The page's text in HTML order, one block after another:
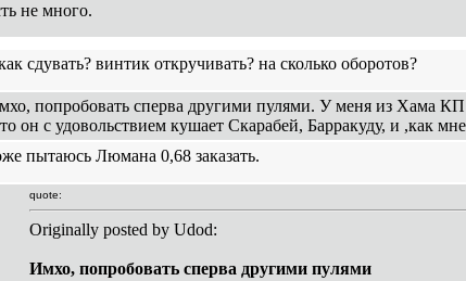
не много.
сдувать? винтик откручивать? на сколько оборотов?
попробовать сперва другими пулями. У меня из Хама КП
он с удовольствием кушает Скарабей, Барракуду, и ,как
пытаюсь Люмана 0,68 заказать.
quote:
Originally posted by Udod:
Имхо, попробовать сперва другими пулями